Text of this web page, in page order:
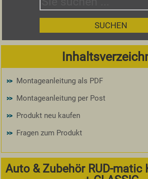
Montageanleitung als PDF
Montageanleitung per Post
Produkt neu kaufen
Fragen zum Produkt
Auto & Zubehör RUD-matic